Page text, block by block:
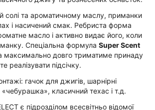
солі та ароматичному маслу, приманки
і насичений смак. Ребриста форма
масло і активно видає його, коли
Спеціальна формула Super Scent
максимально довго триматиме принаду
реалізувати підсічку.
гачок для джигів, шарнірні
класичний техас і т.д.
є підрозділом всесвітньо відомої